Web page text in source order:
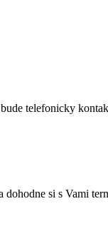
telefonicky
si s Vami